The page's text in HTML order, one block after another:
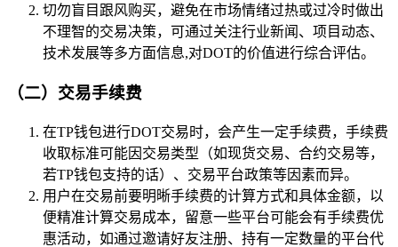
切勿盲目跟风购买，避免在市场情绪过热或过冷时做出
不理智的交易决策，可通过关注行业新闻、项目动态、
技术发展等多方面信息,对DOT的价值进行综合评估。
（二）交易手续费
在TP钱包进行DOT交易时，会产生一定手续费，手续费
收取标准可能因交易类型（如现货交易、合约交易等，
若TP钱包支持的话）、交易平台政策等因素而异。
用户在交易前要明晰手续费的计算方式和具体金额，以
便精准计算交易成本，留意一些平台可能会有手续费优
惠活动，如通过邀请好友注册、持有一定数量的平台代